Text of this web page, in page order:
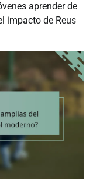
aprender de
impacto de Reus